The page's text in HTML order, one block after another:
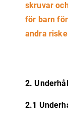
skruvar
för barn
andra
2.
2.1